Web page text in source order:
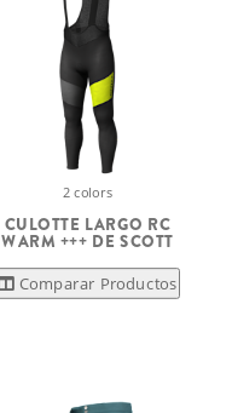
2 colors
CULOTTE LARGO RC
WARM +++ DE SCOTT
Comparar Productos